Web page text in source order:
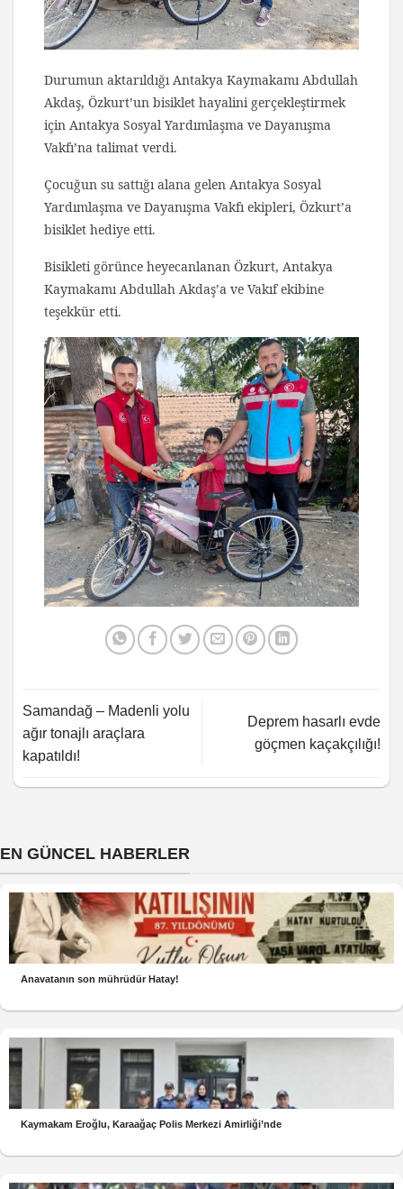
Durumun aktarıldığı Antakya Kaymakamı Abdullah
Akdaş, Özkurt’un bisiklet hayalini gerçekleştirmek
için Antakya Sosyal Yardımlaşma ve Dayanışma
Vakfı’na talimat verdi.
Çocuğun su sattığı alana gelen Antakya Sosyal
Yardımlaşma ve Dayanışma Vakfı ekipleri, Özkurt’a
bisiklet hediye etti.
Bisikleti görünce heyecanlanan Özkurt, Antakya
Kaymakamı Abdullah Akdaş’a ve Vakıf ekibine
teşekkür etti.
Samandağ – Madenli yolu
ağır tonajlı araçlara
kapatıldı!
Deprem hasarlı evde
göçmen kaçakçılığı!
EN GÜNCEL HABERLER
Anavatanın son mührüdür Hatay!
Kaymakam Eroğlu, Karaağaç Polis Merkezi Amirliği’nde